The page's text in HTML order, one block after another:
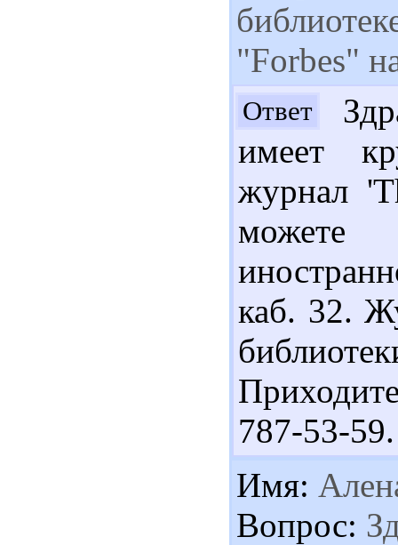
"Forbes"
Ответ
имеет
журнал
можете
каб. 32.
787-53-59.
Имя:
Вопрос: